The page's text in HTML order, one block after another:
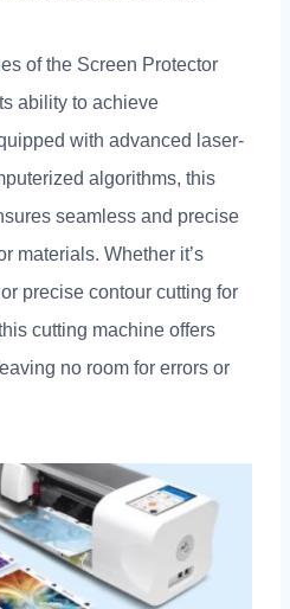
of the Screen Protector
ability to achieve
with advanced laser-
algorithms, this
seamless and precise
materials. Whether it’s
precise contour cutting for
cutting machine offers
leaving no room for errors or